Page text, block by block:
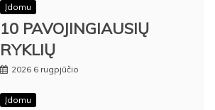
Įdomu
10 PAVOJINGIAUSIŲ
RYKLIŲ
2026 6 rugpjūčio
Įdomu